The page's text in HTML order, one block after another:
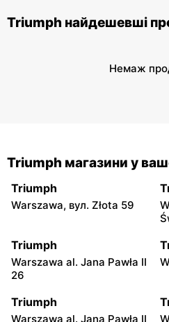
Triumph найдешевші
Немаж
Triumph магазини у
Triumph
Warszawa, вул. Złota 59
Triumph
Warszawa al. Jana Pawła II
26
Triumph
Warszawa al. Jana Pawła II